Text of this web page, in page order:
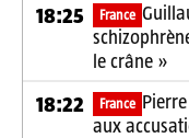
18:25 France
le crâne »
18:22 France
aux